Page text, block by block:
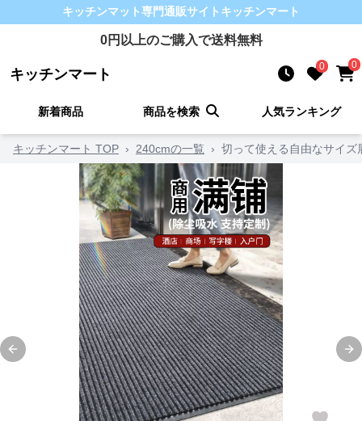
キッチンマット専門通販サイト キッチンマート
0円以上のご購入で送料無料
キッチンマート 0 0
新着商品 商品を検索 人気ランキング
キッチンマート TOP › 240cmの一覧 › 切って使える自由なサイ
Previous slide